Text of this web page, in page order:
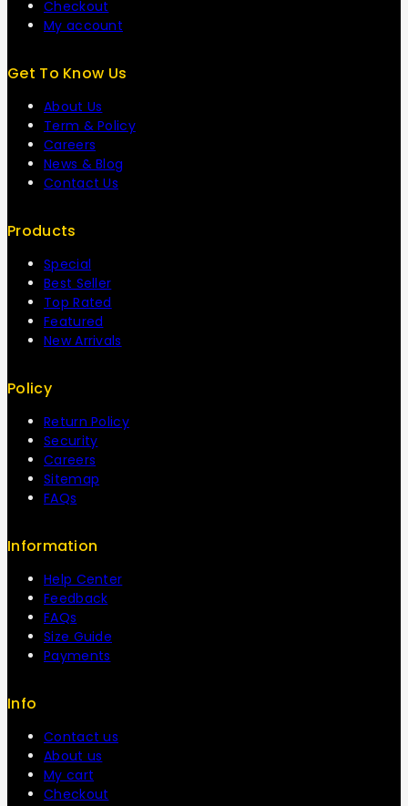
Checkout
My account
Get To Know Us
About Us
Term & Policy
Careers
News & Blog
Contact Us
Products
Special
Best Seller
Top Rated
Featured
New Arrivals
Policy
Return Policy
Security
Careers
Sitemap
FAQs
Information
Help Center
Feedback
FAQs
Size Guide
Payments
Info
Contact us
About us
My cart
Checkout